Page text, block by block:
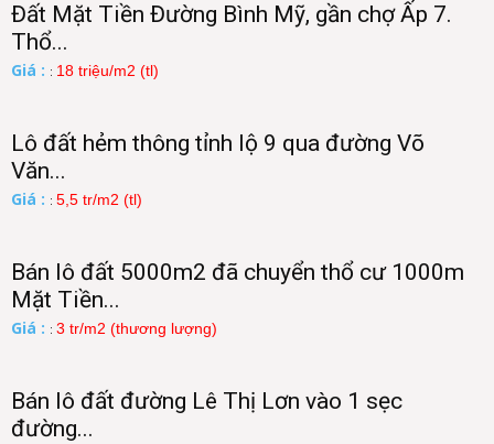
Đất Mặt Tiền Đường Bình Mỹ, gần chợ Ấp 7.
Thổ...
Giá : : 18 triệu/m2 (tl)
Lô đất hẻm thông tỉnh lộ 9 qua đường Võ
Văn...
Giá : : 5,5 tr/m2 (tl)
Bán lô đất 5000m2 đã chuyển thổ cư 1000m
Mặt Tiền...
Giá : : 3 tr/m2 (thương lượng)
Bán lô đất đường Lê Thị Lơn vào 1 sẹc
đường...